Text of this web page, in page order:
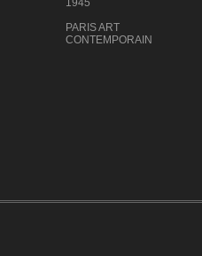
1945
PARIS ART
CONTEMPORAIN